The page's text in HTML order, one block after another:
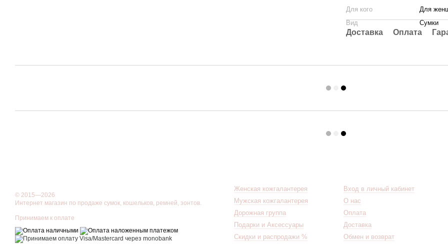
Для кого
Для
Вид
Сумки
Доставка Оплата
© 2015—2026
Интернет магазин по продаже сумок, кошельков, ремней, зонтов.
Принимаем к оплате
Женская кожгалантерея
Мужская кожгалантерея
Дорожная группа
Подарки и Аксессуары
Скидки и распродажи %
Вход в личный кабинет
О нас
Оплата
Доставка
Обмен и возврат